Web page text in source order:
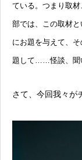
ている。つまり取
部では、この取材
にお題を与えて、
題して……怪談、聞
さて、今回我々が